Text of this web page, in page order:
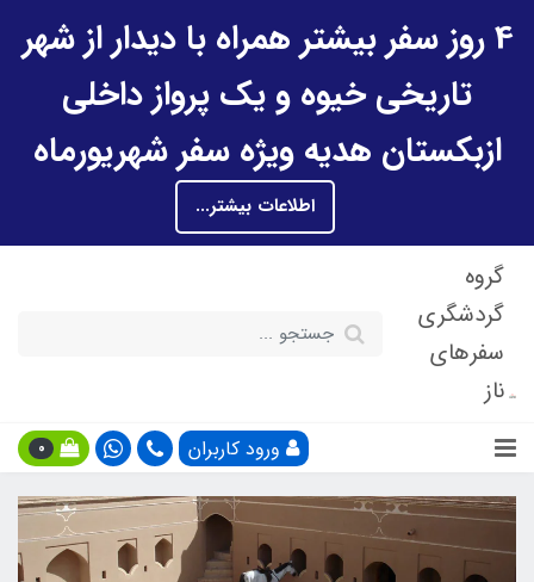
4 روز سفر بیشتر همراه با دیدار از شهر
تاریخی خیوه و یک پرواز داخلی
ازبکستان هدیه ویژه سفر شهریورماه
اطلاعات بیشتر...
گروه
گردشگری
سفرهای
ناز
ورود کاربران 0